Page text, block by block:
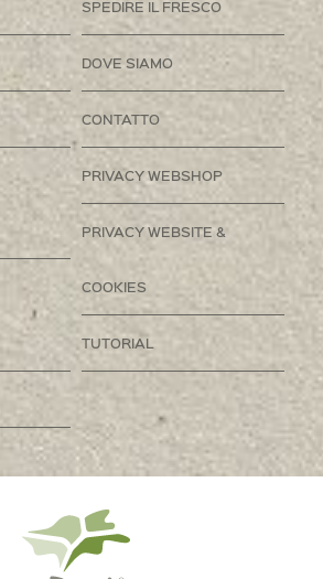
SPEDIRE IL FRESCO
DOVE SIAMO
CONTATTO
PRIVACY WEBSHOP
PRIVACY WEBSITE &
COOKIES
TUTORIAL